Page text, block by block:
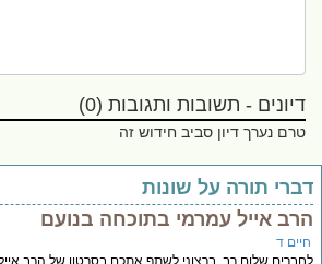
דיונים - תשובות ותגובות (0)
טרם נערך דיון סביב חידוש זה
תורה על שונות
אייל עמרמי בתוכחה בנועם
ד
שלום רב, ברצוני לשתף אתכם בסרטון של הרב אייל